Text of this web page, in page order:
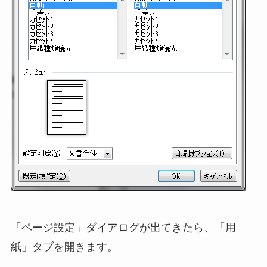
「ページ設定」ダイアログが出てきたら、「用
紙」タブを開きます。